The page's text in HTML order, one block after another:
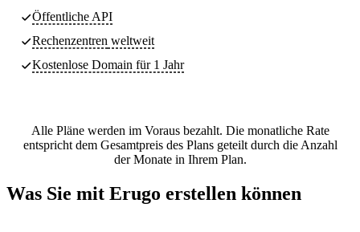
Öffentliche API
Rechenzentren weltweit
Kostenlose Domain für 1 Jahr
Alle Pläne werden im Voraus bezahlt. Die monatliche Rate
entspricht dem Gesamtpreis des Plans geteilt durch die Anzahl
der Monate in Ihrem Plan.
Was Sie mit Erugo erstellen können